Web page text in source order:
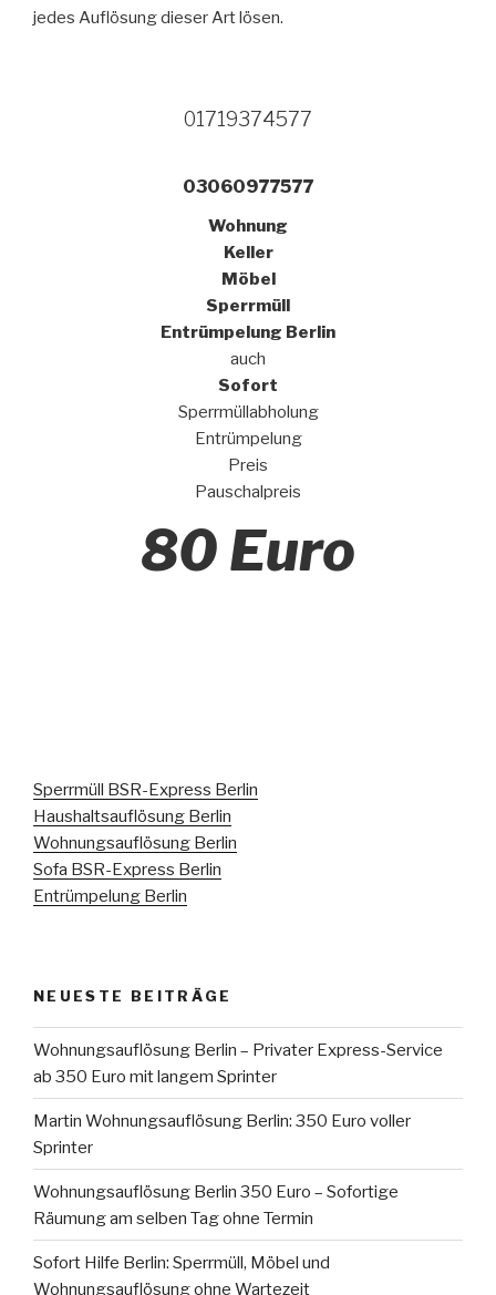
jedes Auflösung dieser Art lösen.
01719374577
03060977577
Wohnung
Keller
Möbel
Sperrmüll
Entrümpelung Berlin
auch
Sofort
Sperrmüllabholung
Entrümpelung
Preis
Pauschalpreis
80 Euro
Sperrmüll BSR-Express Berlin
Haushaltsauflösung Berlin
Wohnungsauflösung Berlin
Sofa BSR-Express Berlin
Entrümpelung Berlin
NEUESTE BEITRÄGE
Wohnungsauflösung Berlin – Privater Express-Service
ab 350 Euro mit langem Sprinter
Martin Wohnungsauflösung Berlin: 350 Euro voller
Sprinter
Wohnungsauflösung Berlin 350 Euro – Sofortige
Räumung am selben Tag ohne Termin
Sofort Hilfe Berlin: Sperrmüll, Möbel und
Wohnungsauflösung ohne Wartezeit